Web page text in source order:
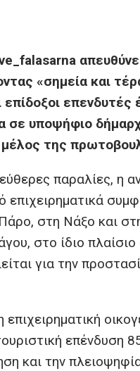
«σημεία και
σε υποψήφιο
της
παραλίες, η
στη Νάξο και
στο ίδιο πλαίσιο
για την
επένδυση
και την